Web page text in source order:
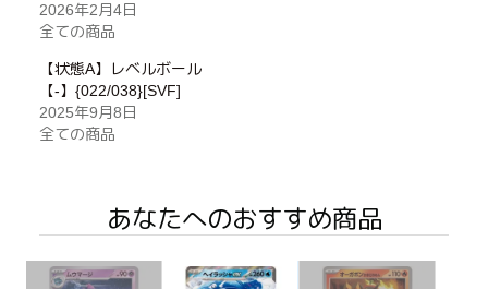
2026年2月4日
全ての商品
【状態A】レベルボール
【-】{022/038}[SVF]
2025年9月8日
全ての商品
あなたへのおすすめ商品